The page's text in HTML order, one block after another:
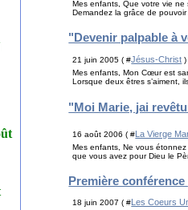
Mes enfants, Que votre vie ne
Demandez la grâce de
"Devenir palpable à
21 juin 2005 ( #Jésus-Christ )
Mes enfants, Mon Cœur est
Lorsque deux êtres s’aiment,
"Moi Marie, jai
16 août 2006 ( #La Vierge
Mes enfants, Ne vous étonnez
que vous avez pour Dieu le
Première
18 juin 2007 ( #Les Coeurs